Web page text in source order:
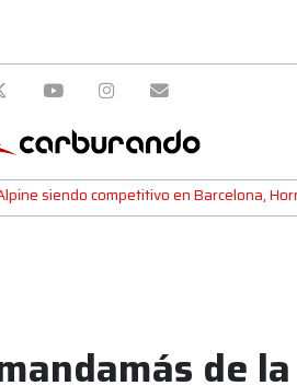
siendo competitivo en Barcelona,
de la